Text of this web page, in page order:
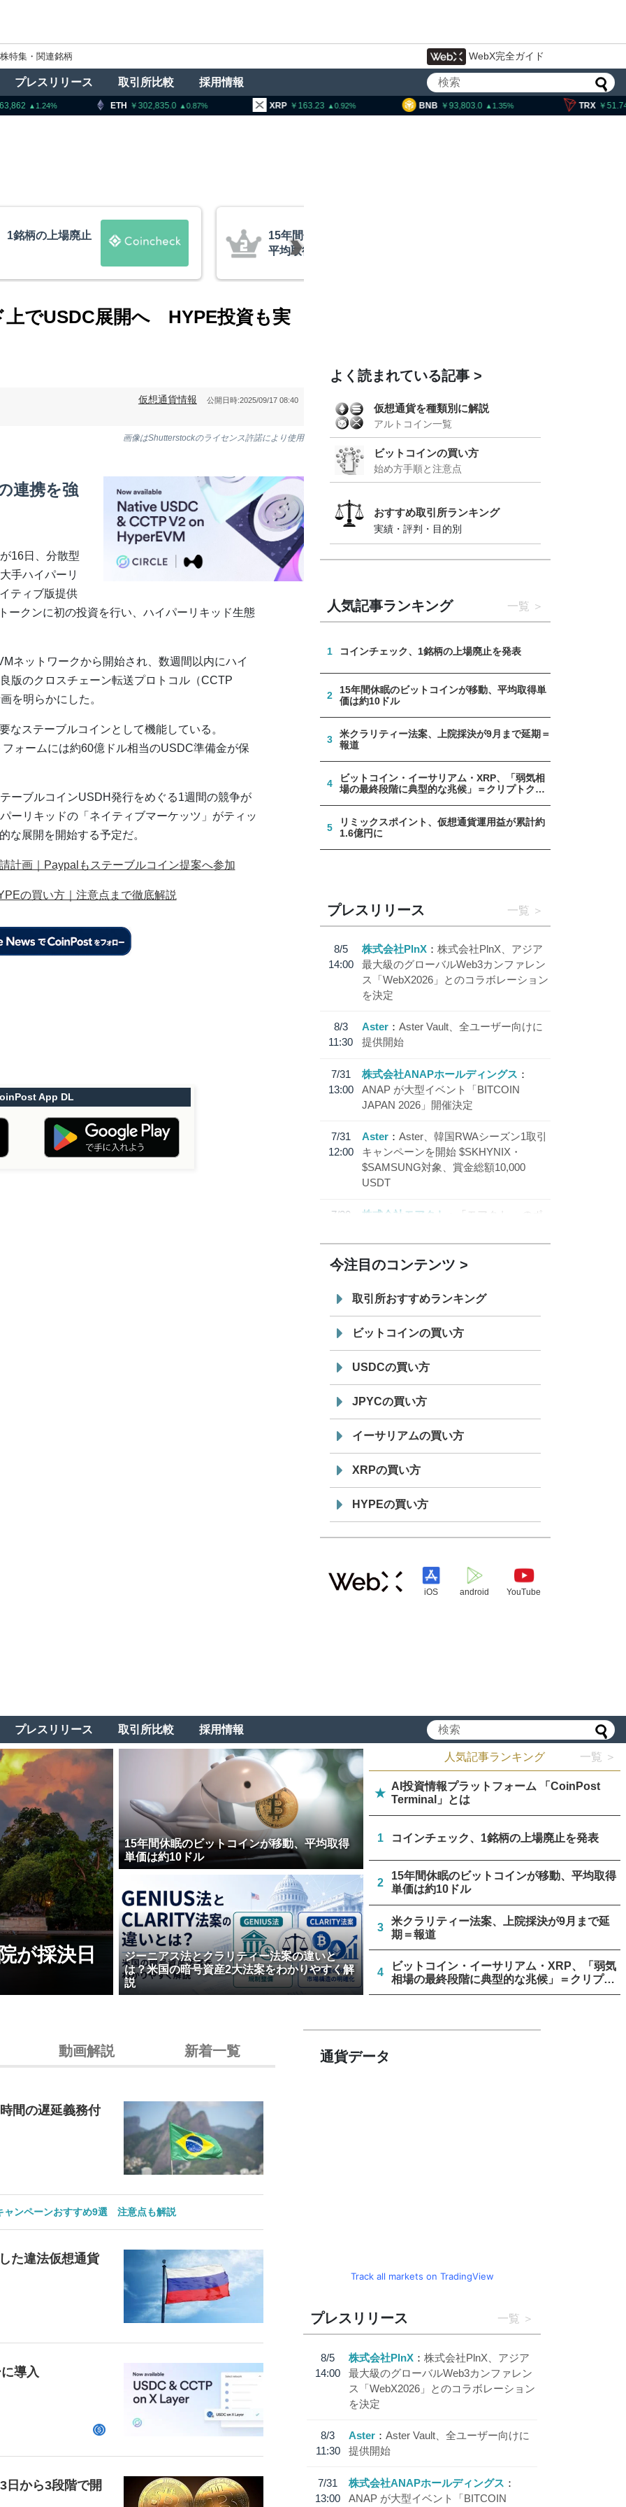
株特集・関連銘柄 WebX完全ガイド
プレスリリース 取引所比較 採用情報
302,835.0 XRP 163.23 BNB 93,803.0 TRX 51.74 0.33 SOL
トコインが移動、
米クラリティー法案、上院採決が9
月まで延期＝報道
でUSDC展開へ HYPE投資も実
仮想通貨情報 公開日時:2025/09/17 08:40
画像はShutterstockのライセンス許諾により使用
連携を強
16日、分散型
手ハイパーリ
ティブ版提供
ークンに初の投資を行い、ハイパーリキッド生態
ネットワークから開始され、数週間以内にハイ
版のクロスチェーン転送プロトコル（CCTP
を明らかにした。
なステーブルコインとして機能している。
ォームには約60億ドル相当のUSDC準備金が保
ーブルコインUSDH発行をめぐる1週間の競争が
ーリキッドの「ネイティブマーケッツ」がティッ
な展開を開始する予定だ。
計画｜Paypalもステーブルコイン提案へ参加
の買い方｜注意点まで徹底解説
App DL
よく読まれている記事
仮想通貨を種類別に解説
アルトコイン一覧
ビットコインの買い方
始め方手順と注意点
おすすめ取引所ランキング
実績・評判・目的別
人気記事ランキング 一覧
1 コインチェック、1銘柄の上場廃止を発表
2
15年間休眠のビットコインが移動、平均取得単
価は約10ドル
3
米クラリティー法案、上院採決が9月まで延期＝
報道
4
ビットコイン・イーサリアム・XRP、「弱気相
場の最終段階に典型的な兆候」＝クリプトクア
5
リミックスポイント、仮想通貨運用益が累計約
1.6億円に
プレスリリース 一覧
8/5
14:00
株式会社PlnX
株式会社PlnX、アジア
最大級のグローバルWeb3カンファレン
ス「WebX2026」とのコラボレーション
を決定
8/3
11:30
Aster
Aster Vault、全ユーザー向けに
提供開始
7/31
13:00
株式会社ANAPホールディングス
ANAP が大型イベント「BITCOIN
JAPAN 2026」開催決定
7/31
12:00
Aster
Aster、韓国RWAシーズン1取引
キャンペーンを開始 $SKHYNIX・
$SAMSUNG対象、賞金総額10,000
USDT
7/30
株式会社モアクト
「モアクト」 のポ
「 JPYC」を追加
19:30
てステーブルコイン「JPYSC」徹底解
説セミナーを開催
今注目のコンテンツ
取引所おすすめランキング
ビットコインの買い方
USDCの買い方
JPYCの買い方
イーサリアムの買い方
XRPの買い方
HYPEの買い方
iOS android YouTube
プレスリリース 取引所比較 採用情報
が採決日
15年間休眠のビットコインが移動、平均取得
単価は約10ドル
ジーニアス法とクラリティー法案の違いと
は？米国の暗号資産2大法案をわかりやすく解
説
人気記事ランキング 一覧 ＞
★
AI投資情報プラットフォーム 「CoinPost
Terminal」とは
1 コインチェック、1銘柄の上場廃止を発表
2
15年間休眠のビットコインが移動、平均取得
単価は約10ドル
3
米クラリティー法案、上院採決が9月まで延
期＝報道
4
ビットコイン・イーサリアム・XRP、「弱気
相場の最終段階に典型的な兆候」＝クリプト
クアント
動画解説 新着一覧
間の遅延義務付
ャンペーンおすすめ9選 注意点も解説
た違法仮想通貨
導入
日から3段階で開
通貨データ
Track all markets on TradingView
プレスリリース 一覧
8/5
14:00
株式会社PlnX
株式会社PlnX、アジア
最大級のグローバルWeb3カンファレン
ス「WebX2026」とのコラボレーション
を決定
8/3
11:30
Aster
Aster Vault、全ユーザー向けに
提供開始
7/31
13:00
株式会社ANAPホールディングス
ANAP が大型イベント「BITCOIN